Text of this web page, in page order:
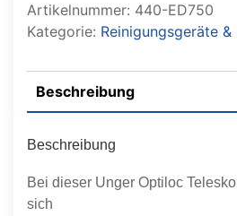
Artikelnummer: 440-ED750
Kategorie: Reinigungsgeräte
Beschreibung
Beschreibung
Bei dieser Unger Optiloc
sich